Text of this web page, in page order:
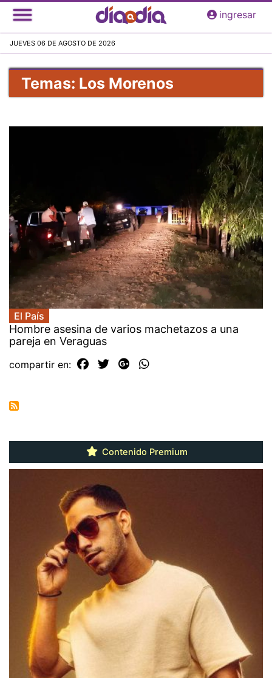
Pasar
al
principal
ingresar
JUEVES 06 DE AGOSTO DE 2026
Temas: Los Morenos
El País
Hombre asesina de varios machetazos a una
pareja en Veraguas
compartir en:
Contenido Premium